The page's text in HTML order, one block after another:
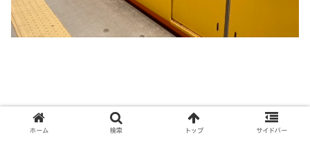
ホーム 検索 トップ サイドバー